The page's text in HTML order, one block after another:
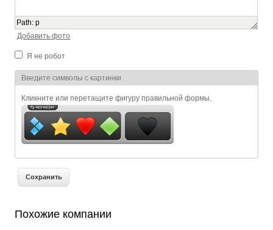
Path:p
Добавить фото
Я не робот
Я спамер
Введите символы с картинки
Кликните или перетащите фигуру правильной формы.
Похожие компании